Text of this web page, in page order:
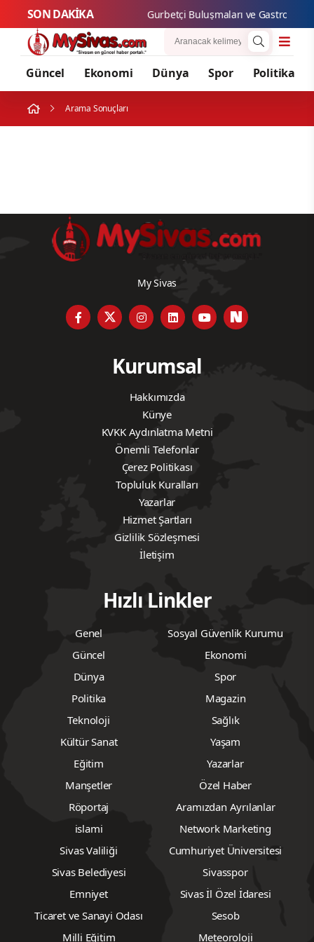
SON DAKİKA Gurbetçi Buluşmaları ve
Güncel Ekonomi Dünya Spor Politika
Arama Sonuçları
My Sivas
Kurumsal
Hakkımızda
Künye
KVKK Aydınlatma Metni
Önemli Telefonlar
Çerez Politikası
Topluluk Kuralları
Yazarlar
Hizmet Şartları
Gizlilik Sözleşmesi
İletişim
Hızlı Linkler
Genel
Sosyal Güvenlik Kurumu
Güncel
Ekonomi
Dünya
Spor
Politika
Magazin
Teknoloji
Sağlık
Kültür Sanat
Yaşam
Eğitim
Yazarlar
Manşetler
Özel Haber
Röportaj
Aramızdan Ayrılanlar
islami
Network Marketing
Sivas Valiliği
Cumhuriyet Üniversitesi
Sivas Belediyesi
Sivasspor
Emniyet
Sivas İl Özel İdaresi
Ticaret ve Sanayi Odası
Sesob
Milli Eğitim
Meteoroloji